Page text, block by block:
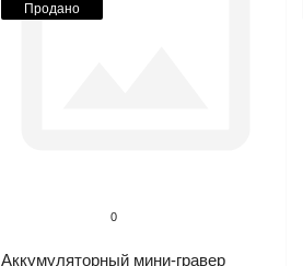
Продано
0
Аккумуляторный мини-гравер